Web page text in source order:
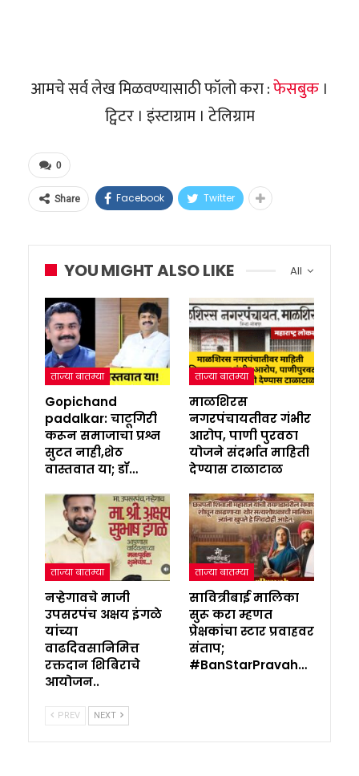
आमचे सर्व लेख मिळवण्यासाठी फॉलो करा :फेसबुक ।
ट्विटर । इंस्टाग्राम । टेलिग्राम
0
Share Facebook Twitter
All
YOU MIGHT ALSO LIKE
ताज्या बातम्या
Gopichand
padalkar: चाटूगिरी
करून समाजाचा प्रश्न
सुटत नाही,शेठ
वास्तवात या; डॉ…
ताज्या बातम्या
माळशिरस
नगरपंचायतीवर गंभीर
आरोप, पाणी पुरवठा
योजने संदर्भात माहिती
देण्यास टाळाटाळ
ताज्या बातम्या
नऱ्हेगावचे माजी
उपसरपंच अक्षय इंगळे
यांच्या
वाढदिवसानिमित्त
रक्तदान शिबिराचे
आयोजन..
ताज्या बातम्या
सावित्रीबाई मालिका
सुरू करा म्हणत
प्रेक्षकांचा स्टार प्रवाहवर
संताप;
#BanStarPravah…
PREV NEXT